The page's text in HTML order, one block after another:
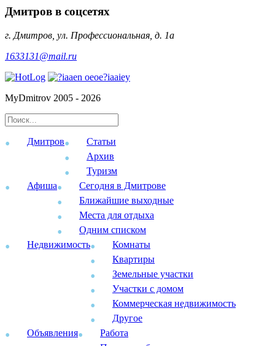
Дмитров в соцсетях
г. Дмитров, ул. Профессиональная, д. 1а
1633131@mail.ru
MyDmitrov 2005 - 2026
Дмитров
Статьи
Архив
Туризм
Афиша
Сегодня в Дмитрове
Ближайшие выходные
Места для отдыха
Одним списком
Недвижимость
Комнаты
Квартиры
Земельные участки
Участки с домом
Коммерческая недвижимость
Другое
Объявления
Работа